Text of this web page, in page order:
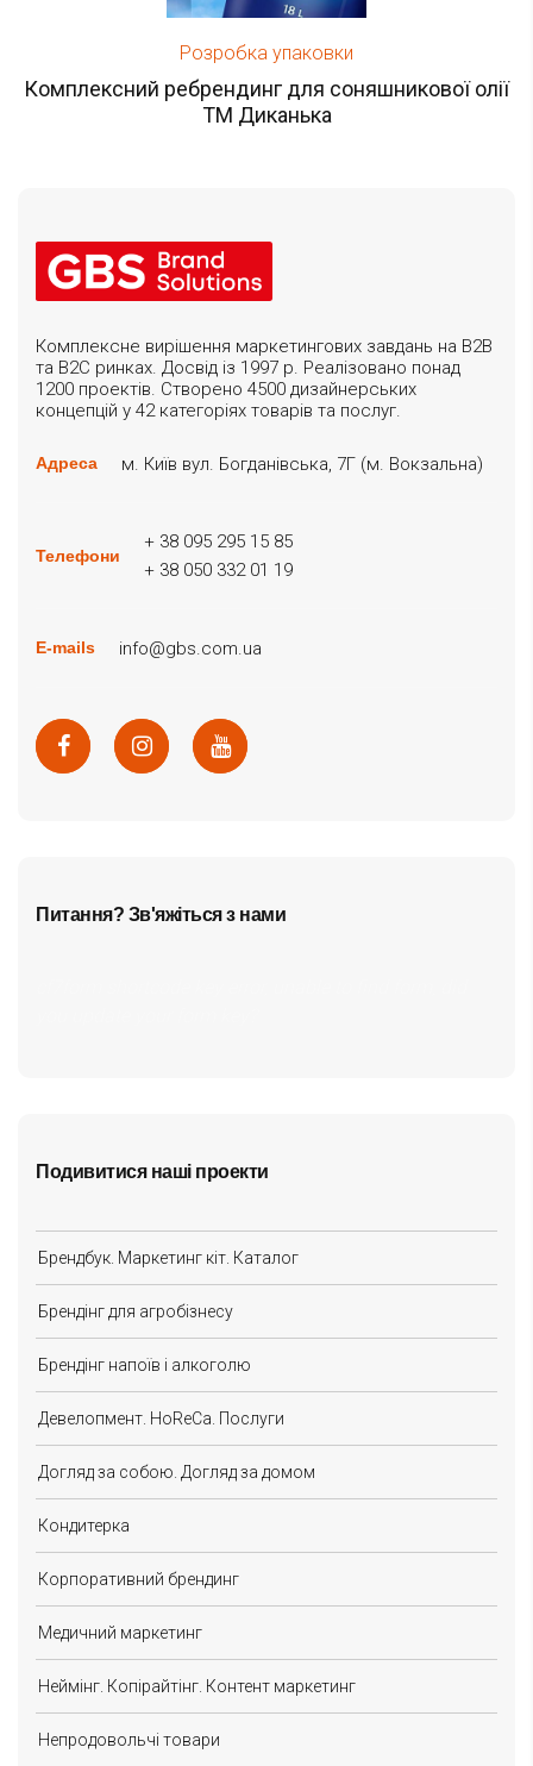
Розробка упаковки
Комплексний ребрендинг для соняшникової олії
ТМ Диканька
Комплексне вирішення маркетингових завдань на B2B
та B2C ринках. Досвід із 1997 р. Реалізовано понад
1200 проектів. Створено 4500 дизайнерських
концепцій у 42 категоріях товарів та послуг.
Адреса м. Київ вул. Богданівська, 7Г (м. Вокзальна)
Телефони
+ 38 095 295 15 85
+ 38 050 332 01 19
E-mails info@gbs.com.ua
Питання? Зв'яжіться з нами
Подивитися наші проекти
Брендбук. Маркетинг кіт. Каталог
Брендінг для агробізнесу
Брендінг напоїв і алкоголю
Девелопмент. HoReCa. Послуги
Догляд за собою. Догляд за домом
Кондитерка
Корпоративний брендинг
Медичний маркетинг
Неймінг. Копірайтінг. Контент маркетинг
Непродовольчі товари